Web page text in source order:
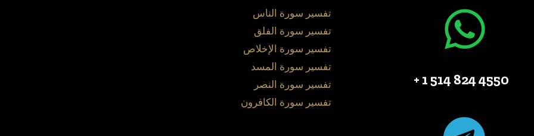
4550 824 514 1 +
تفسير سورة الناس
تفسير سورة الفلق
تفسير سورة الإخلاص
تفسير سورة المسد
تفسير سورة النصر
تفسير سورة الكافرون